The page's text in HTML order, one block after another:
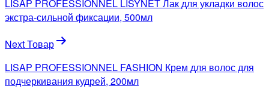
записям
LISAP PROFESSIONNEL LISYNET Лак для укладки волос
экстра-сильной фиксации, 500мл
Next Товар
LISAP PROFESSIONNEL FASHION Крем для волос для
подчеркивания кудрей, 200мл